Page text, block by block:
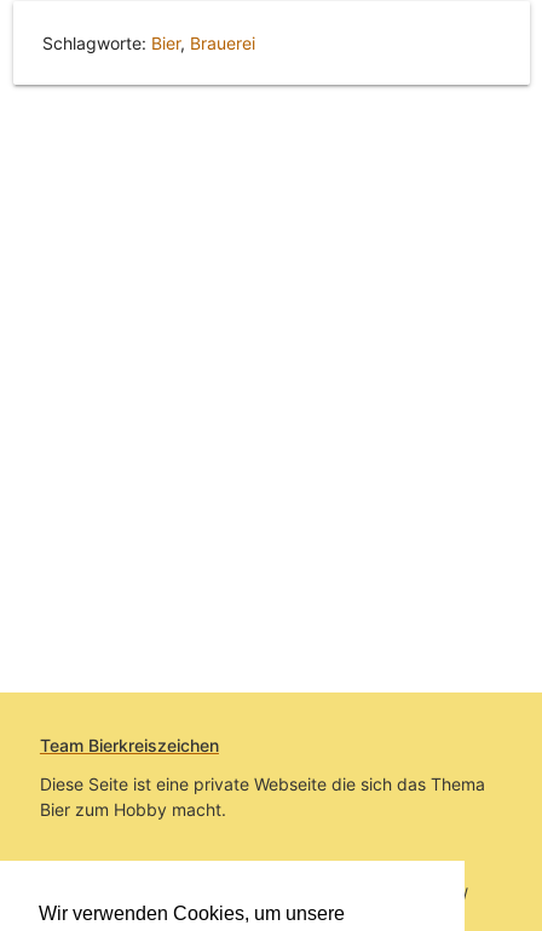
Wir verwenden Cookies, um unsere
Schlagworte: Bier, Brauerei
Team Bierkreiszeichen
Diese Seite ist eine private Webseite die sich das Thema
Bier zum Hobby macht.
Sie befinden sich auf https://www.bierkreiszeichen.at/